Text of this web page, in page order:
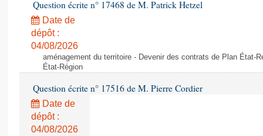
Question écrite n° 17468 de M. Patrick Hetzel
Date de
dépôt :
04/08/2026
aménagement du territoire - Devenir des contrats de Plan État-
État-Région
Question écrite n° 17516 de M. Pierre Cordier
Date de
dépôt :
04/08/2026